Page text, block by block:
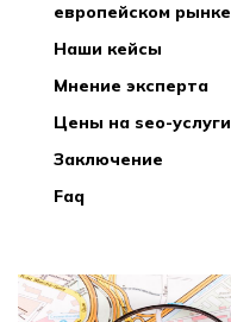
европейском рынке
наши кейсы
мнение эксперта
цены на seo-услуги
заключение
faq